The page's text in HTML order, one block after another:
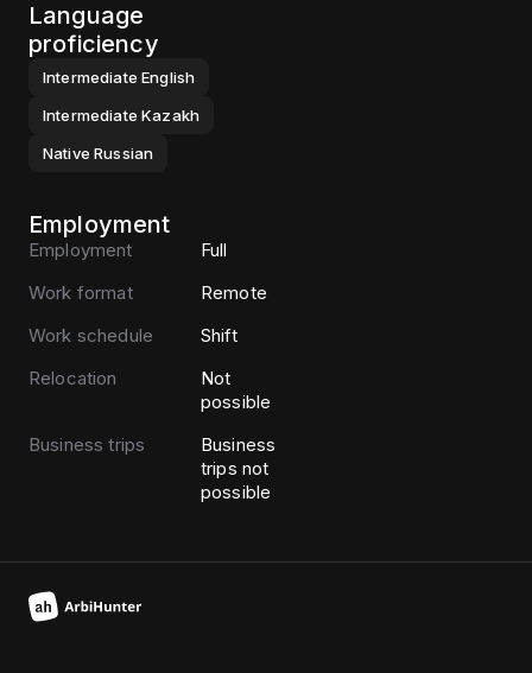
Language
proficiency
Intermediate English
Intermediate Kazakh
Native Russian
Employment
Employment
Full
Work format
Remote
Work schedule
Shift
Relocation
Not
possible
Business trips
Business
trips not
possible